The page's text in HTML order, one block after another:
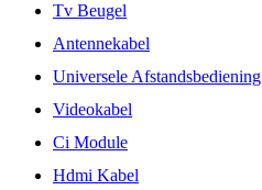
Tv Beugel
Antennekabel
Universele Afstandsbediening
Videokabel
Ci Module
Hdmi Kabel